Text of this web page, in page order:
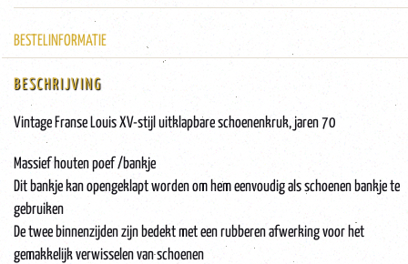
BESTELINFORMATIE
BESCHRIJVING
Vintage Franse Louis XV-stijl uitklapbare schoenenkruk, jaren 70
Massief houten poef /bankje
Dit bankje kan opengeklapt worden om hem eenvoudig als schoenen bankje te
gebruiken
De twee binnenzijden zijn bedekt met een rubberen afwerking voor het
gemakkelijk verwisselen van schoenen